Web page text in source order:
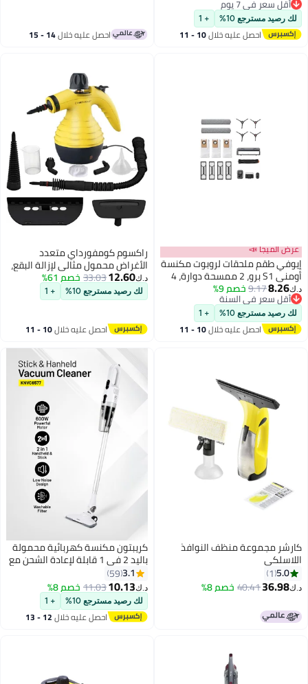
بسرعة
سعر في 7 يوم
مسترجع 10% + 1
احصل عليه خلال 10 - 11 احصل عليه خلال 14 - 15
الميجا 📣
طقم ملحقات لروبوت مكنسة
أومني S1 برو، 2 ممسحة دوارة، 4
فلاتر عالية الأداء، 3 أكياس غبار، 2
جانبية، فلتر خزان المياه
فرشاة دوارة وحماية
صيانة لمدة 6 أشهر
9.17خصم 9%
سعر في السنة
سعر في السنة
مسترجع 10% + 1
احصل عليه خلال 10 - 11
راكسوم كومفورداي متعدد
الأغراض محمول مثالي لإزالة البقع،
وتنظيف الستائر، ومقاعد السيارات،
والأرضيات، والنوافذ (أصفر)
12.60
33.03خصم 61%
لك رصيد مسترجع 10% + 1
احصل عليه خلال 10 - 11
مجموعة منظف النوافذ
1
40.41خصم 8%
كريبتون مكنسة كهربائية محمولة
باليد 2 في 1 قابلة لإعادة الشحن مع
نظام ترشيح عالي الكفاءة
3.1
59
10.13
11.03خصم 8%
لك رصيد مسترجع 10% + 1
احصل عليه خلال 12 - 13
اغسطس